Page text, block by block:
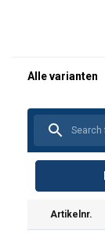
Artikelnr.